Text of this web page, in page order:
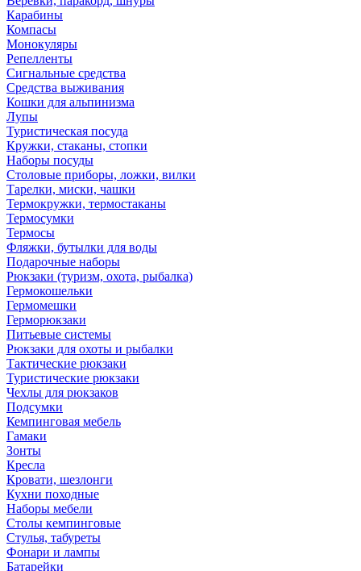
Карабины
Компасы
Монокуляры
Репелленты
Сигнальные средства
Средства выживания
Кошки для альпинизма
Лупы
Туристическая посуда
Кружки, стаканы, стопки
Наборы посуды
Столовые приборы, ложки, вилки
Тарелки, миски, чашки
Термокружки, термостаканы
Термосумки
Термосы
Фляжки, бутылки для воды
Подарочные наборы
Рюкзаки (туризм, охота, рыбалка)
Гермокошельки
Гермомешки
Герморюкзаки
Питьевые системы
Рюкзаки для охоты и рыбалки
Тактические рюкзаки
Туристические рюкзаки
Чехлы для рюкзаков
Подсумки
Кемпинговая мебель
Гамаки
Зонты
Кресла
Кровати, шезлонги
Кухни походные
Наборы мебели
Столы кемпинговые
Стулья, табуреты
Фонари и лампы
Батарейки